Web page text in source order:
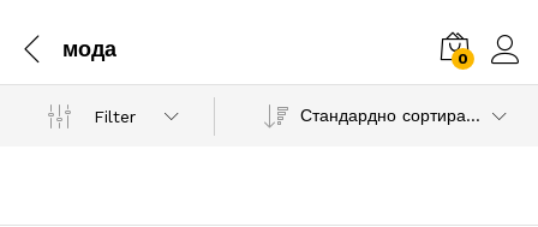
мода 0
Filter Стандардно сортирање